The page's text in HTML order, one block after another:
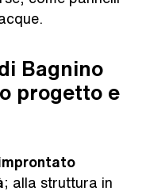
Bagnino
progetto e
; alla struttura in